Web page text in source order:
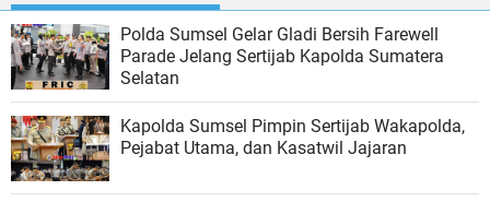
Polda Sumsel Gelar Gladi Bersih Farewell
Parade Jelang Sertijab Kapolda Sumatera
Selatan
Kapolda Sumsel Pimpin Sertijab Wakapolda,
Pejabat Utama, dan Kasatwil Jajaran